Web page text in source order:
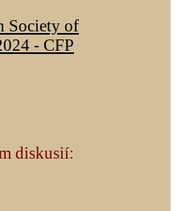
Society of
- CFP
diskusií: